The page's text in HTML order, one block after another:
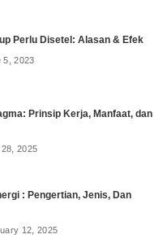
Perlu Disetel: Alasan & Efek
5, 2023
Prinsip Kerja, Manfaat, dan
2025
: Pengertian, Jenis, Dan
12, 2025